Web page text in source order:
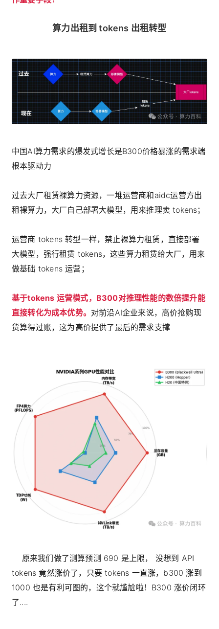
算力出租到 tokens 出租转型
中国AI算力需求的爆发式增长是B300价格暴涨的需求端
根本驱动力
过去大厂租赁裸算力资源，一堆运营商和aidc运营方出
租裸算力，大厂自己部署大模型，用来推理卖 tokens；
运营商 tokens 转型一样，禁止裸算力租赁，直接部署
大模型，强行租赁 tokens，这些算力租赁给大厂，用来
做基础 tokens 运营；
基于tokens 运营模式，B300对推理性能的数倍提升能
直接转化为成本优势。 对前沿AI企业来说，高价抢购现
货算得过账，这为高价提供了最后的需求支撑
原来我们做了测算预测 690 是上限， 没想到 API
tokens 竟然涨价了，只要 tokens 一直涨，b300 涨到
1000 也是有利可图的，这个就尴尬啦！B300 涨价闭环
了....